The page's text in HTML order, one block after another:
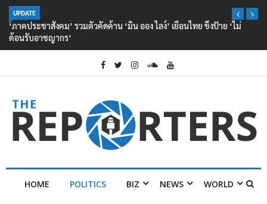
UPDATE
‘ภาคประชาสังคม’ รวมตัวคัดค้าน ‘มิน ออง ไลง์’ เยือนไทย ขึงป้าย ‘ไม่
ต้อนรับอาชญากร’
HOME POLITICS BIZ NEWS WORLD